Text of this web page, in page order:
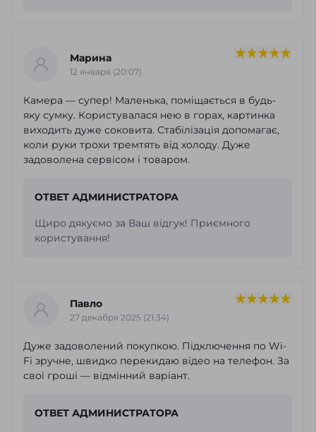
Марина
12 января (20:07)
Камера — супер! Маленька, поміщається в будь-
яку сумку. Користувалася нею в горах, картинка
виходить дуже соковита. Стабілізація допомагає,
коли руки трохи тремтять від холоду. Дуже
задоволена сервісом і товаром.
ОТВЕТ АДМИНИСТРАТОРА
Щиро дякуємо за Ваш відгук! Приємного
користування!
Павло
27 декабря 2025 (21:34)
Дуже задоволений покупкою. Підключення по Wi-
Fi зручне, швидко перекидаю відео на телефон. За
свої гроші — відмінний варіант.
ОТВЕТ АДМИНИСТРАТОРА